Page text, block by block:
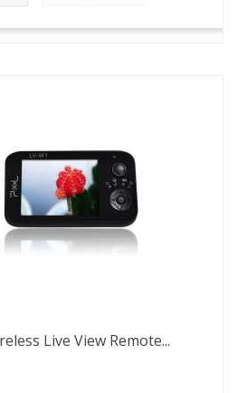
Live View Remote...